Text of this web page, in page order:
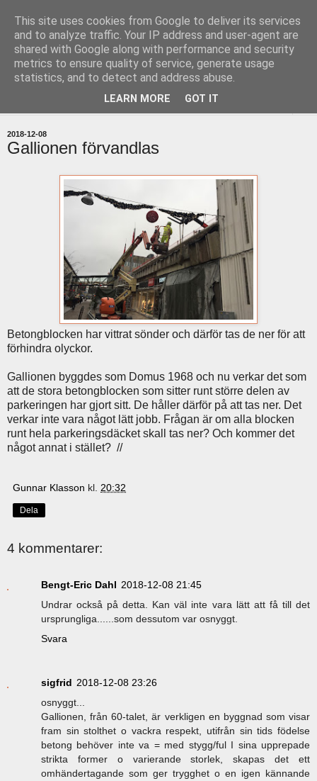
uddevallabloggen.se
med stort och smått från Uddevallas horisont
2018-12-08
Gallionen förvandlas
Betongblocken har vittrat sönder och därför tas de ner för att
förhindra olyckor.
Gallionen byggdes som Domus 1968 och nu verkar det som
att de stora betongblocken som sitter runt större delen av
parkeringen har gjort sitt. De håller därför på att tas ner. Det
verkar inte vara något lätt jobb. Frågan är om alla blocken
runt hela parkeringsdäcket skall tas ner? Och kommer det
något annat i stället? //
Gunnar Klasson kl. 20:32
Dela
4 kommentarer:
Bengt-Eric Dahl 2018-12-08 21:45
Undrar också på detta. Kan väl inte vara lätt att få till det
ursprungliga......som dessutom var osnyggt.
Svara
sigfrid 2018-12-08 23:26
osnyggt...
Gallionen, från 60-talet, är verkligen en byggnad som visar
fram sin stolthet o vackra respekt, utifrån sin tids födelse
betong behöver inte va = med stygg/ful I sina upprepade
strikta former o varierande storlek, skapas det ett
omhändertagande som ger trygghet o en igen kännande
This site uses cookies from Google to deliver its services
and to analyze traffic. Your IP address and user-agent are
shared with Google along with performance and security
metrics to ensure quality of service, generate usage
statistics, and to detect and address abuse.
LEARN MORE GOT IT